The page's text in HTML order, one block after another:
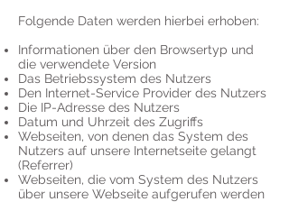
Folgende Daten werden hierbei erhoben:
Informationen über den Browsertyp und
die verwendete Version
Das Betriebssystem des Nutzers
Den Internet-Service Provider des Nutzers
Die IP-Adresse des Nutzers
Datum und Uhrzeit des Zugriffs
Webseiten, von denen das System des
Nutzers auf unsere Internetseite gelangt
(Referrer)
Webseiten, die vom System des Nutzers
über unsere Webseite aufgerufen werden